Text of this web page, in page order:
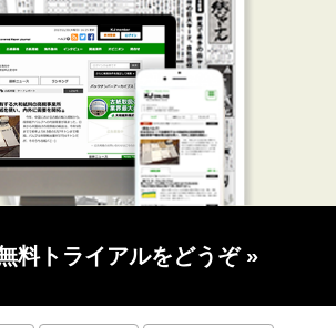
料トライアルをどうぞ »